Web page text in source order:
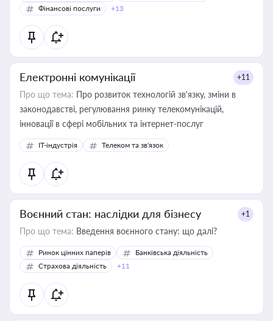
Фінансові послуги
+13
Електронні комунікації +11
Про що тема: Про розвиток технологій зв'язку, зміни в
законодавстві, регулювання ринку телекомунікацій,
інновації в сфері мобільних та інтернет-послуг
IT-індустрія Телеком та зв'язок
Воєнний стан: наслідки для бізнесу +1
Про що тема: Введення воєнного стану: що далі?
Ринок цінних паперів
Банківська діяльність
Страхова діяльність
+11